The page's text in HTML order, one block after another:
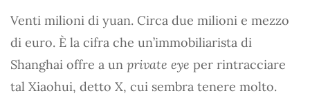
Venti milioni di yuan. Circa due milioni e mezzo
di euro. È la cifra che un’immobiliarista di
Shanghai offre a un private eye per rintracciare
tal Xiaohui, detto X, cui sembra tenere molto.